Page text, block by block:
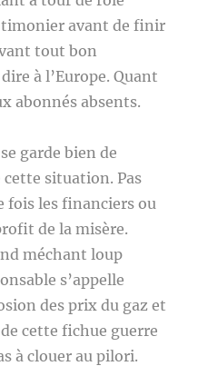
avant de finir
tout bon
à l’Europe. Quant
abonnés absents.
garde bien de
cette situation. Pas
fois les financiers ou
de la misère.
méchant loup
s’appelle
des prix du gaz et
cette fichue guerre
à clouer au pilori.